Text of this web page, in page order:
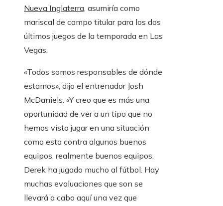
Nueva Inglaterra, asumiría como
mariscal de campo titular para los dos
últimos juegos de la temporada en Las
Vegas.
«Todos somos responsables de dónde
estamos», dijo el entrenador Josh
McDaniels. «Y creo que es más una
oportunidad de ver a un tipo que no
hemos visto jugar en una situación
como esta contra algunos buenos
equipos, realmente buenos equipos.
Derek ha jugado mucho al fútbol. Hay
muchas evaluaciones que son se
llevará a cabo aquí una vez que